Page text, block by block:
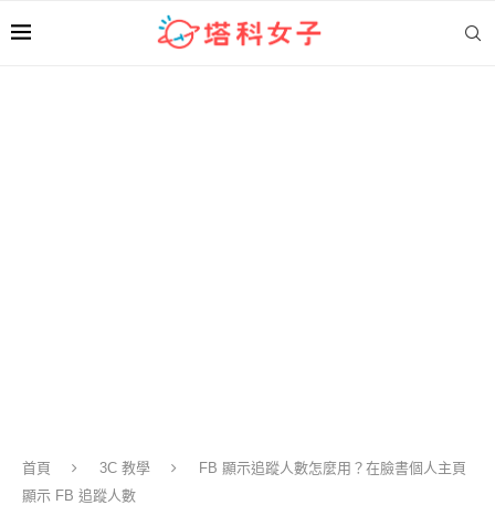
首頁 3C 教學
FB 顯示追蹤人數怎麼用？在臉書個人主頁
顯示 FB 追蹤人數